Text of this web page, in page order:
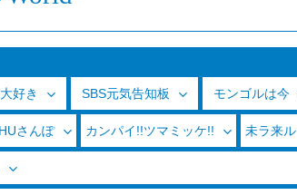
好き SBS元気告知板 モンゴルは今
さんぽ カンパイ!!ツマミッケ!! 未ラ来ル